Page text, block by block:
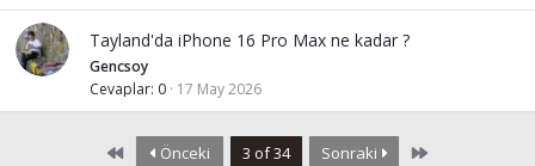
Tayland'da iPhone 16 Pro Max ne kadar ?
Gencsoy
Cevaplar 0 17 May 2026
First Önceki 3 of 34 Sonraki Last